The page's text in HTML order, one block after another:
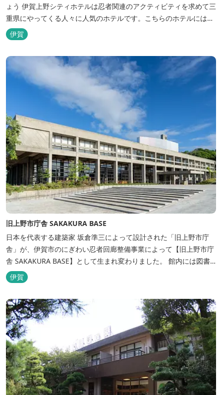
ょう 伊賀上野シティホテルは忍者関連のアクティビティを求めて三
重県にやってくる人々に人気のホテルです。こちらのホテルには、
忍者の内装が施された部屋がいくつかあります。壁紙からトイレッ
トペーパーに至るまで、忍者に関連したデザインモチーフがあしら
われています。 伊賀上野城や伊賀流忍者博物館から徒歩わずか10
分の位置にあるこのホテ...
伊賀
旧上野市庁舎 SAKAKURA BASE
日本を代表する建築家 坂倉準三によって設計された「旧上野市庁
舎」が、伊賀市のにぎわい忍者回廊整備事業によって【旧上野市庁
舎 SAKAKURA BASE】として生まれ変わりました。 館内には図書
館やホテル、カフェがあるほか、観光案内所「伊賀市観光インフォ
メーションセンター」や伊賀の逸品を取り揃えた「伊賀百貨
伊賀